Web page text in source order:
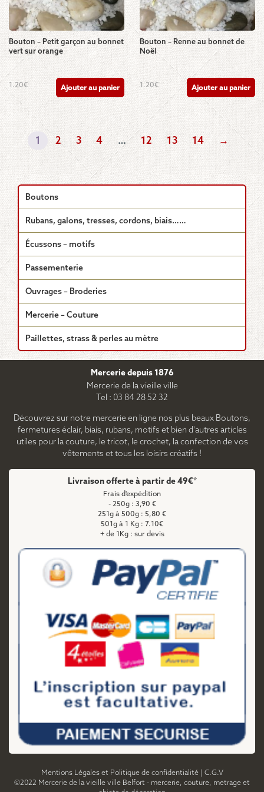
la
page
du
produit
la
page
du
produit
Bouton – Petit garçon au bonnet
vert sur orange
1.20€ Ajouter au panier
Bouton – Renne au bonnet de
Noël
1.20€ Ajouter au panier
1 2 3 4 … 12 13 14 →
Boutons
Rubans, galons, tresses, cordons, biais……
Écussons – motifs
Passementerie
Ouvrages – Broderies
Mercerie – Couture
Paillettes, strass & perles au mètre
Mercerie depuis 1876
Mercerie de la vieille ville
Tel : 03 84 28 52 32
Découvrez sur notre mercerie en ligne nos plus beaux Boutons,
fermetures éclair, biais, rubans, motifs et bien d'autres articles
utiles pour la couture, le tricot, le crochet, la confection de vos
vêtements et tous les loisirs créatifs !
Livraison offerte à partir de 49€*
Frais d'expédition
- 250g : 3,90 €
251g à 500g : 5,80 €
501g à 1 Kg : 7.10€
+ de 1Kg : sur devis
Mentions Légales et Politique de confidentialité| C.G.V
©2022 Mercerie de la vieille ville Belfort - mercerie, couture, metrage et